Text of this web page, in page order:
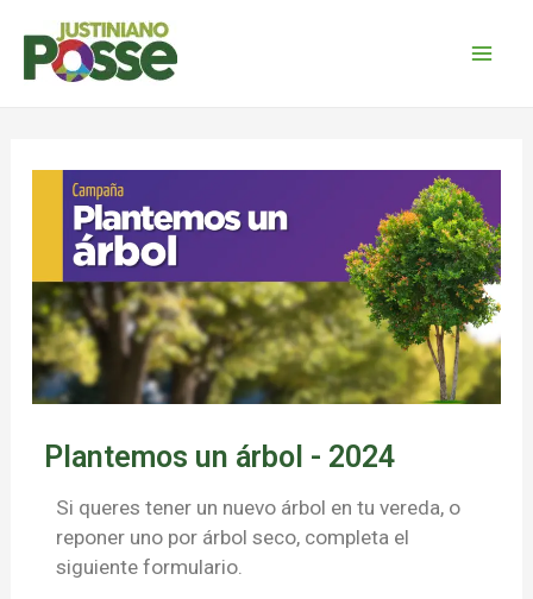
Plantemos un árbol - 2024
Si queres tener un nuevo árbol en tu vereda, o
reponer uno por árbol seco, completa el
siguiente formulario.